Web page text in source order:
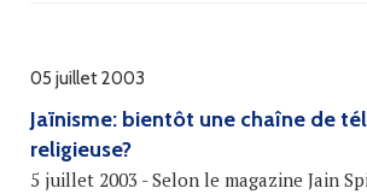
05 juillet 2003
Jaïnisme: bientôt une chaîne de
religieuse?
5 juillet 2003 - Selon le magazine Jain